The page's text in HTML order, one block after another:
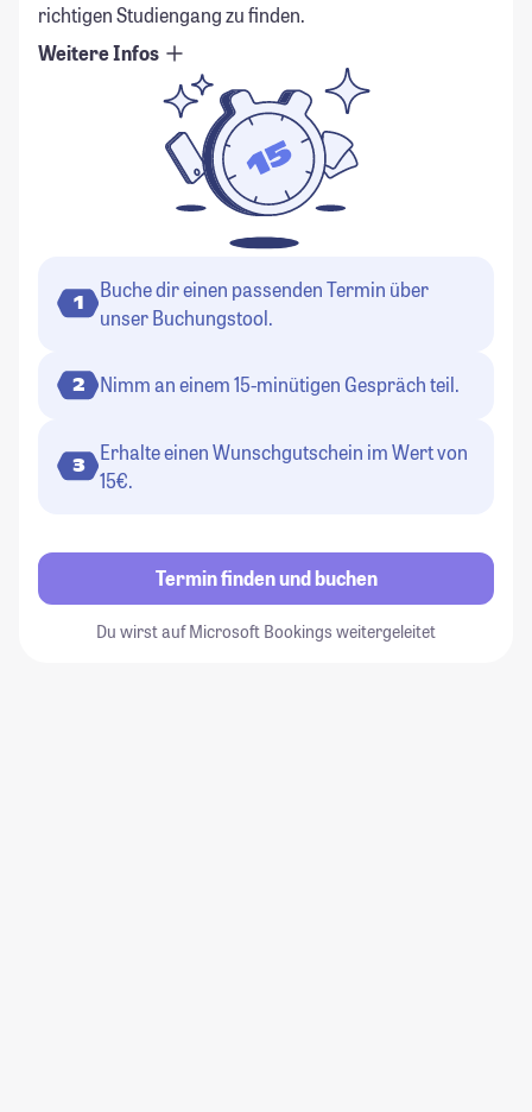
richtigen Studiengang zu finden.
Weitere Infos
1
Buche dir einen passenden Termin über
unser Buchungstool.
2 Nimm an einem 15-minütigen Gespräch teil.
3
Erhalte einen Wunschgutschein im Wert von
15€.
Termin finden und buchen
Du wirst auf Microsoft Bookings weitergeleitet